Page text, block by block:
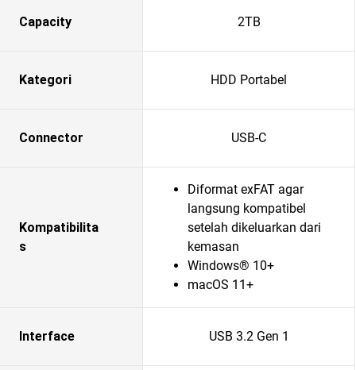
Capacity 2TB
Kategori HDD Portabel
Connector USB-C
Kompatibilita
s
Diformat exFAT agar
langsung kompatibel
setelah dikeluarkan dari
kemasan
Windows® 10+
macOS 11+
Interface USB 3.2 Gen 1